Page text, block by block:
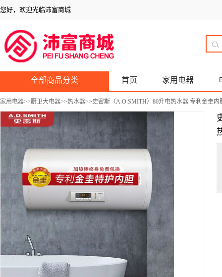
您好，欢迎光临沛富商城
全部商品分类 首页 家用电器
家用电器>>厨卫大电器>>热水器>>史密斯（A.O.SMITH）80升电热水器 专利金圭